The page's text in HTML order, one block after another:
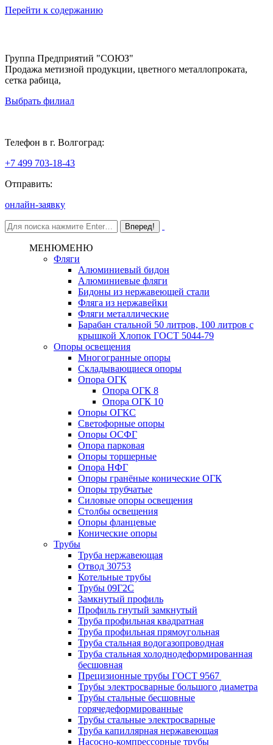
Перейти к содержанию
Группа Предприятий "СОЮЗ"
Продажа метизной продукции, цветного металлопроката,
сетка рабица,
Выбрать филиал
Телефон в г. Волгоград:
+7 499 703-18-43
Отправить:
онлайн-заявку
МЕНЮМЕНЮ
Фляги
Алюминиевый бидон
Алюминиевые фляги
Бидоны из нержавеющей стали
Фляга из нержавейки
Фляги металлические
Барабан стальной 50 литров, 100 литров с
крышкой Хлопок ГОСТ 5044-79
Опоры освещения
Многогранные опоры
Складывающиеся опоры
Опора ОГК
Опора ОГК 8
Опора ОГК 10
Опоры ОГКС
Светофорные опоры
Опоры ОСФГ
Опора парковая
Опоры торшерные
Опора НФГ
Опоры гранёные конические ОГК
Опоры трубчатые
Силовые опоры освещения
Столбы освещения
Опоры фланцевые
Конические опоры
Трубы
Труба нержавеющая
Отвод 30753
Котельные трубы
Трубы 09Г2С
Замкнутый профиль
Профиль гнутый замкнутый
Труба профильная квадратная
Труба профильная прямоугольная
Труба стальная водогазопроводная
Труба стальная холоднодеформированная
бесшовная
Прецизионные трубы ГОСТ 9567
Трубы электросварные большого диаметра
Трубы стальные бесшовные
горячедеформированные
Трубы стальные электросварные
Труба капиллярная нержавеющая
Насосно-компрессорные трубы